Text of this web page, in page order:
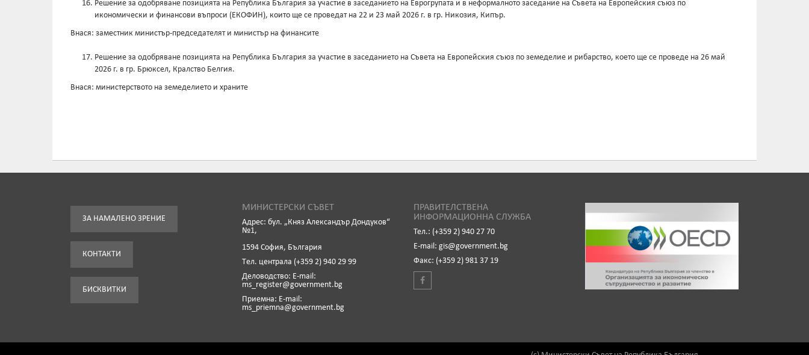
Решение за одобряване позицията на Република България за участие в заседанието на Еврогрупата и в неформалното заседание на Съвета на Европейския съюз по
икономически и финансови въпроси (ЕКОФИН), които ще се проведат на 22 и 23 май 2026 г. в гр. Никозия, Кипър.
Внася: заместник министър-председателят и министър на финансите
Решение за одобряване позицията на Република България за участие в заседанието на Съвета на Европейския съюз по земеделие и рибарство, което ще се проведе на 26 май
2026 г. в гр. Брюксел, Кралство Белгия.
Внася: министерството на земеделието и храните
ЗА НАМАЛЕНО ЗРЕНИЕ
КОНТАКТИ
БИСКВИТКИ
МИНИСТЕРСКИ СЪВЕТ
Адрес: бул. „Княз Александър Дондуков“
№1,
1594 София, България
Tел. централа (+359 2) 940 29 99
Деловодство: Е-mail:
ms_register@government.bg
Приемна: Е-mail:
ms_priemna@government.bg
ПРАВИТЕЛСТВЕНА
ИНФОРМАЦИОННА СЛУЖБА
Тел.: (+359 2) 940 27 70
Е-mail: gis@government.bg
Факс: (+359 2) 981 37 19